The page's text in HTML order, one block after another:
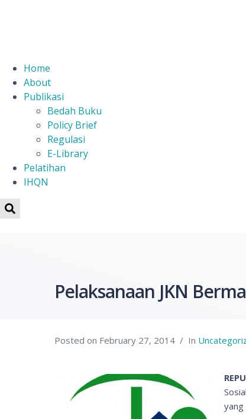
Home
About
Publikasi
Bedah Buku
Policy Brief
Regulasi
E-Library
Pelatihan
IHQN
Pelaksanaan JKN
Posted on February 27, 2014 In
yang